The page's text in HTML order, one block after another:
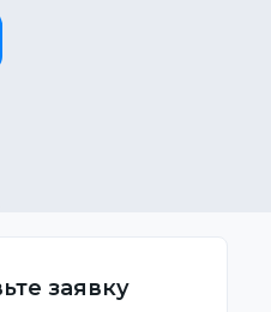
заявку